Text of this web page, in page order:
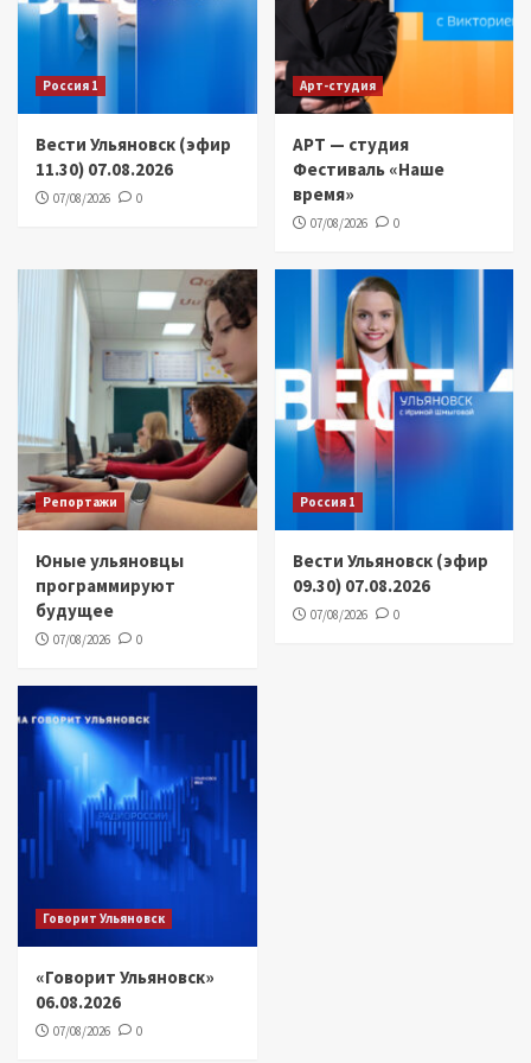
Россия 1
Вести Ульяновск (эфир
11.30) 07.08.2026
07/08/2026 0
Арт-студия
АРТ — студия
Фестиваль «Наше
время»
07/08/2026 0
Репортажи
Юные ульяновцы
программируют
будущее
07/08/2026 0
Россия 1
Вести Ульяновск (эфир
09.30) 07.08.2026
07/08/2026 0
Говорит Ульяновск
«Говорит Ульяновск»
06.08.2026
07/08/2026 0